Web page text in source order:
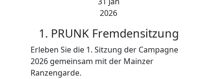
2026
1. PRUNK Fremdensitzung
Erleben Sie die 1. Sitzung der Campagne
2026 gemeinsam mit der Mainzer
Ranzengarde.